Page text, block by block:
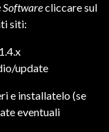
Softwarecliccare sul
siti:
update
e installatelo (se
eventuali